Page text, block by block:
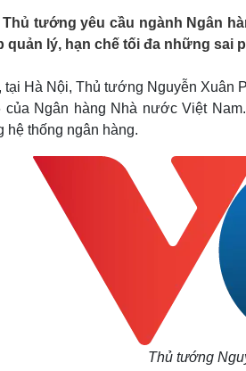
Quân sự - Quốc
Vũ khí
- món ngon
Nhà đẹp
Blog
Tình yêu - Gia đình
Thủ tướng yêu cầu ngành Ngân
quản lý, hạn chế tối đa những sai
tại Hà Nội, Thủ tướng Nguyễn
của Ngân hàng Nhà nước Việt
hệ thống ngân hàng.
Thủ tướng